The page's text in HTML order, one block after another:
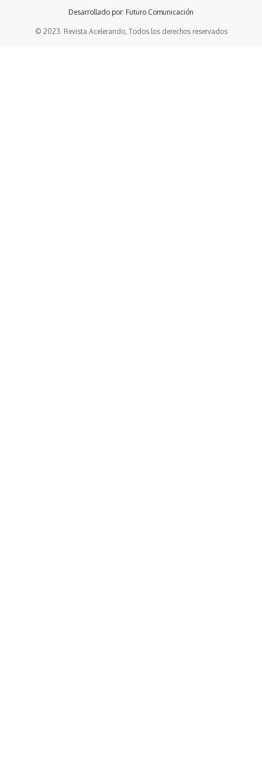
© 2023. Revista Acelerando, Todos los derechos reservados
Desarrollado por: Futuro Comunicación